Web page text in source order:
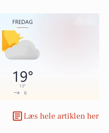
Læs hele artiklen her